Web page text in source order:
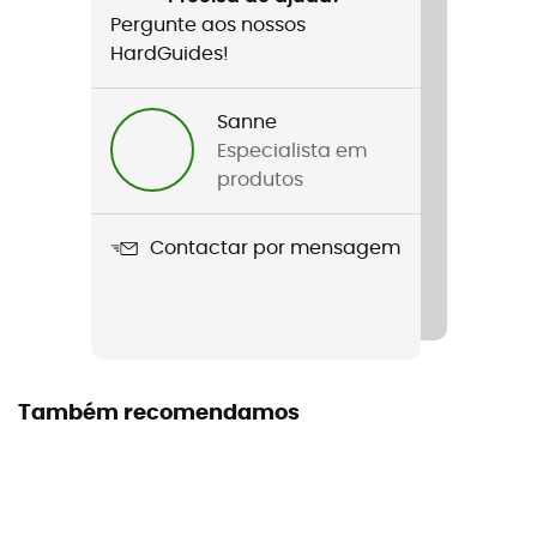
Pergunte aos nossos
HardGuides!
Sanne
Especialista em
produtos
Contactar por mensagem
Também recomendamos